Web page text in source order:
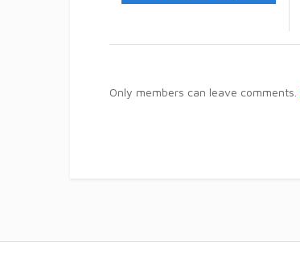
Only members can leave comments.